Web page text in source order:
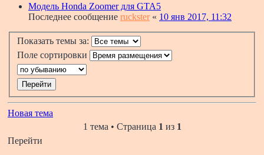
Модель Honda Zoomer для GTA5
Последнее сообщение ruckster« 10 янв 2017, 11:32
Показать темы за:
Поле сортировки
Новая тема
1 тема • Страница 1 из 1
Перейти